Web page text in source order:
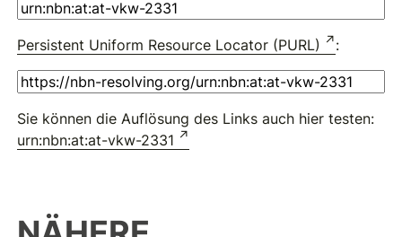
Persistent Uniform Resource Locator (PURL) :
Sie können die Auflösung des Links auch hier testen:
urn:nbn:at:at-vkw-2331